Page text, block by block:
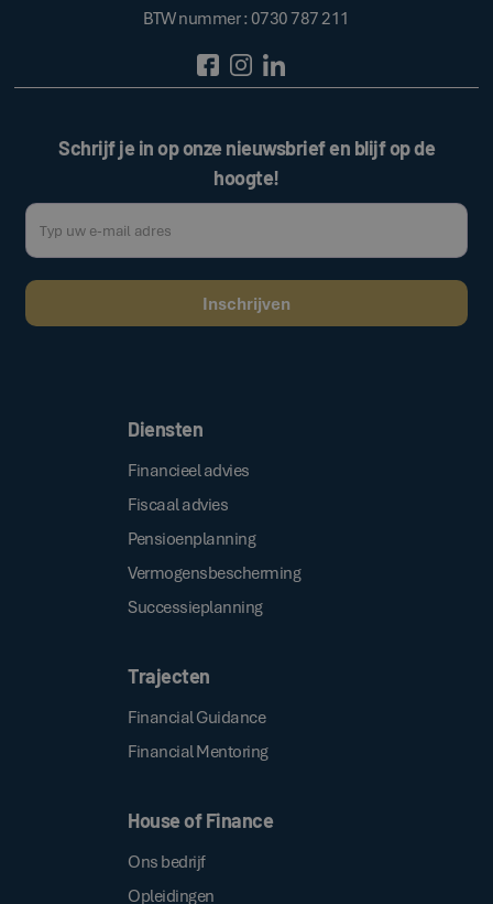
BTW nummer : 0730 787 211
Schrijf je in op onze nieuwsbrief en blijf op de
hoogte!
Diensten
Financieel advies
Fiscaal advies
Pensioenplanning
Vermogensbescherming
Successieplanning
Trajecten
Financial Guidance
Financial Mentoring
House of Finance
Ons bedrijf
Opleidingen